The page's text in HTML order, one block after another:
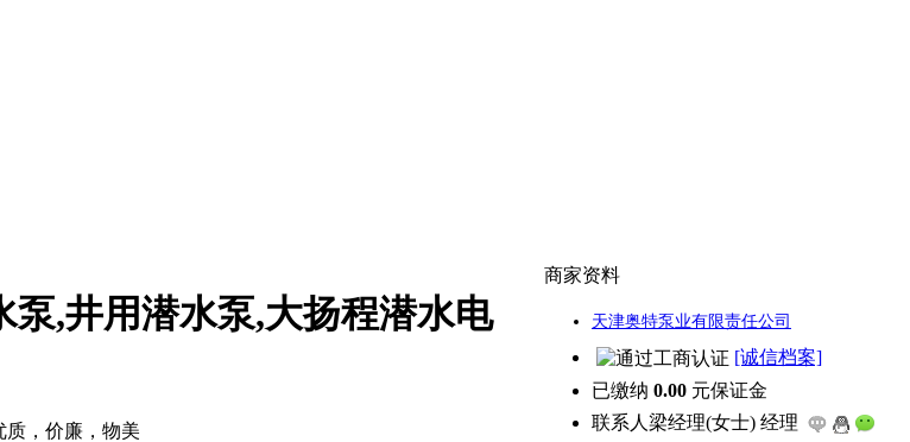
泵,井用潜水泵,大扬程潜水电
质，价廉，物美
商家资料
天津奥特泵业有限责任公司
[诚信档案]
已缴纳 0.00 元保证金
联系人 梁经理(女士) 经理